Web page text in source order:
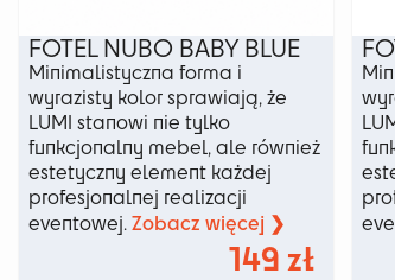
FOTEL NUBO BABY BLUE
Minimalistyczna forma i
wyrazisty kolor sprawiają, że
LUMI stanowi nie tylko
funkcjonalny mebel, ale również
estetyczny element każdej
profesjonalnej realizacji
eventowej. Zobacz więcej ❯
149 zł